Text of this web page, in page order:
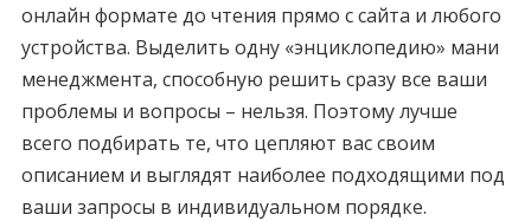
онлайн формате до чтения прямо с сайта и любого
устройства. Выделить одну «энциклопедию» мани
менеджмента, способную решить сразу все ваши
проблемы и вопросы – нельзя. Поэтому лучше
всего подбирать те, что цепляют вас своим
описанием и выглядят наиболее подходящими под
ваши запросы в индивидуальном порядке.